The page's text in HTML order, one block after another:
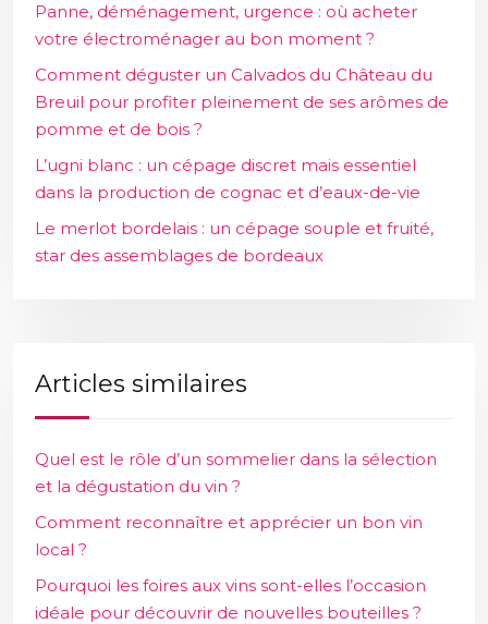
Panne, déménagement, urgence : où acheter
votre électroménager au bon moment ?
Comment déguster un Calvados du Château du
Breuil pour profiter pleinement de ses arômes de
pomme et de bois ?
L’ugni blanc : un cépage discret mais essentiel
dans la production de cognac et d’eaux-de-vie
Le merlot bordelais : un cépage souple et fruité,
star des assemblages de bordeaux
Articles similaires
Quel est le rôle d’un sommelier dans la sélection
et la dégustation du vin ?
Comment reconnaître et apprécier un bon vin
local ?
Pourquoi les foires aux vins sont-elles l’occasion
idéale pour découvrir de nouvelles bouteilles ?